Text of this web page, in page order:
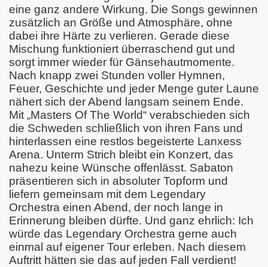
eine ganz andere Wirkung. Die Songs gewinnen
zusätzlich an Größe und Atmosphäre, ohne
dabei ihre Härte zu verlieren. Gerade diese
Mischung funktioniert überraschend gut und
sorgt immer wieder für Gänsehautmomente.
Nach knapp zwei Stunden voller Hymnen,
Feuer, Geschichte und jeder Menge guter Laune
nähert sich der Abend langsam seinem Ende.
Mit „Masters Of The World“ verabschieden sich
die Schweden schließlich von ihren Fans und
hinterlassen eine restlos begeisterte Lanxess
Arena. Unterm Strich bleibt ein Konzert, das
nahezu keine Wünsche offenlässt. Sabaton
präsentieren sich in absoluter Topform und
liefern gemeinsam mit dem Legendary
Orchestra einen Abend, der noch lange in
Erinnerung bleiben dürfte. Und ganz ehrlich: Ich
würde das Legendary Orchestra gerne auch
einmal auf eigener Tour erleben. Nach diesem
Auftritt hätten sie das auf jeden Fall verdient!